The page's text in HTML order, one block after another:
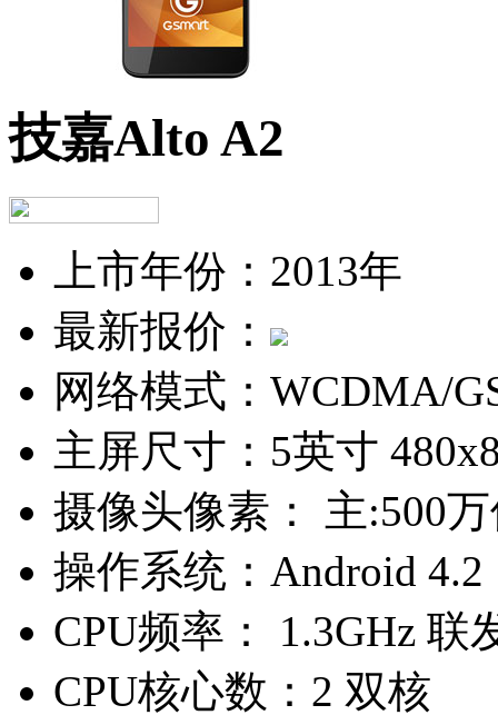
技嘉Alto A2
上市年份： 2013年
最新报价：
网络模式： WCDMA/
主屏尺寸： 5英寸
摄像头像素：
主:500
操作系统： Android 4.2
CPU频率：
1.3GHz 联
CPU核心数： 2 双核